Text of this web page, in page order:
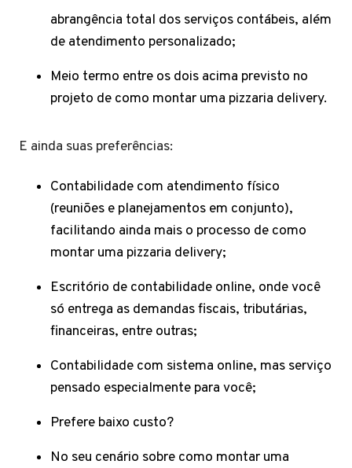
abrangência total dos serviços contábeis, além
de atendimento personalizado;
Meio termo entre os dois acima previsto no
projeto de como montar uma pizzaria delivery.
E ainda suas preferências:
Contabilidade com atendimento físico
(reuniões e planejamentos em conjunto),
facilitando ainda mais o processo de como
montar uma pizzaria delivery;
Escritório de contabilidade online, onde você
só entrega as demandas fiscais, tributárias,
financeiras, entre outras;
Contabilidade com sistema online, mas serviço
pensado especialmente para você;
Prefere baixo custo?
No seu cenário sobre como montar uma